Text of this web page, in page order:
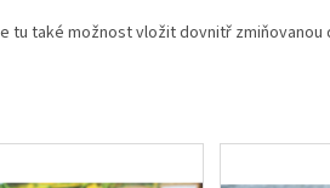
tu také možnost vložit dovnitř